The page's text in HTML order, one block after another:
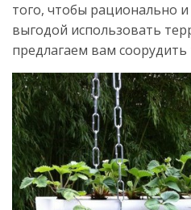
того, чтобы рационально
выгодой использовать
предлагаем вам соорудить